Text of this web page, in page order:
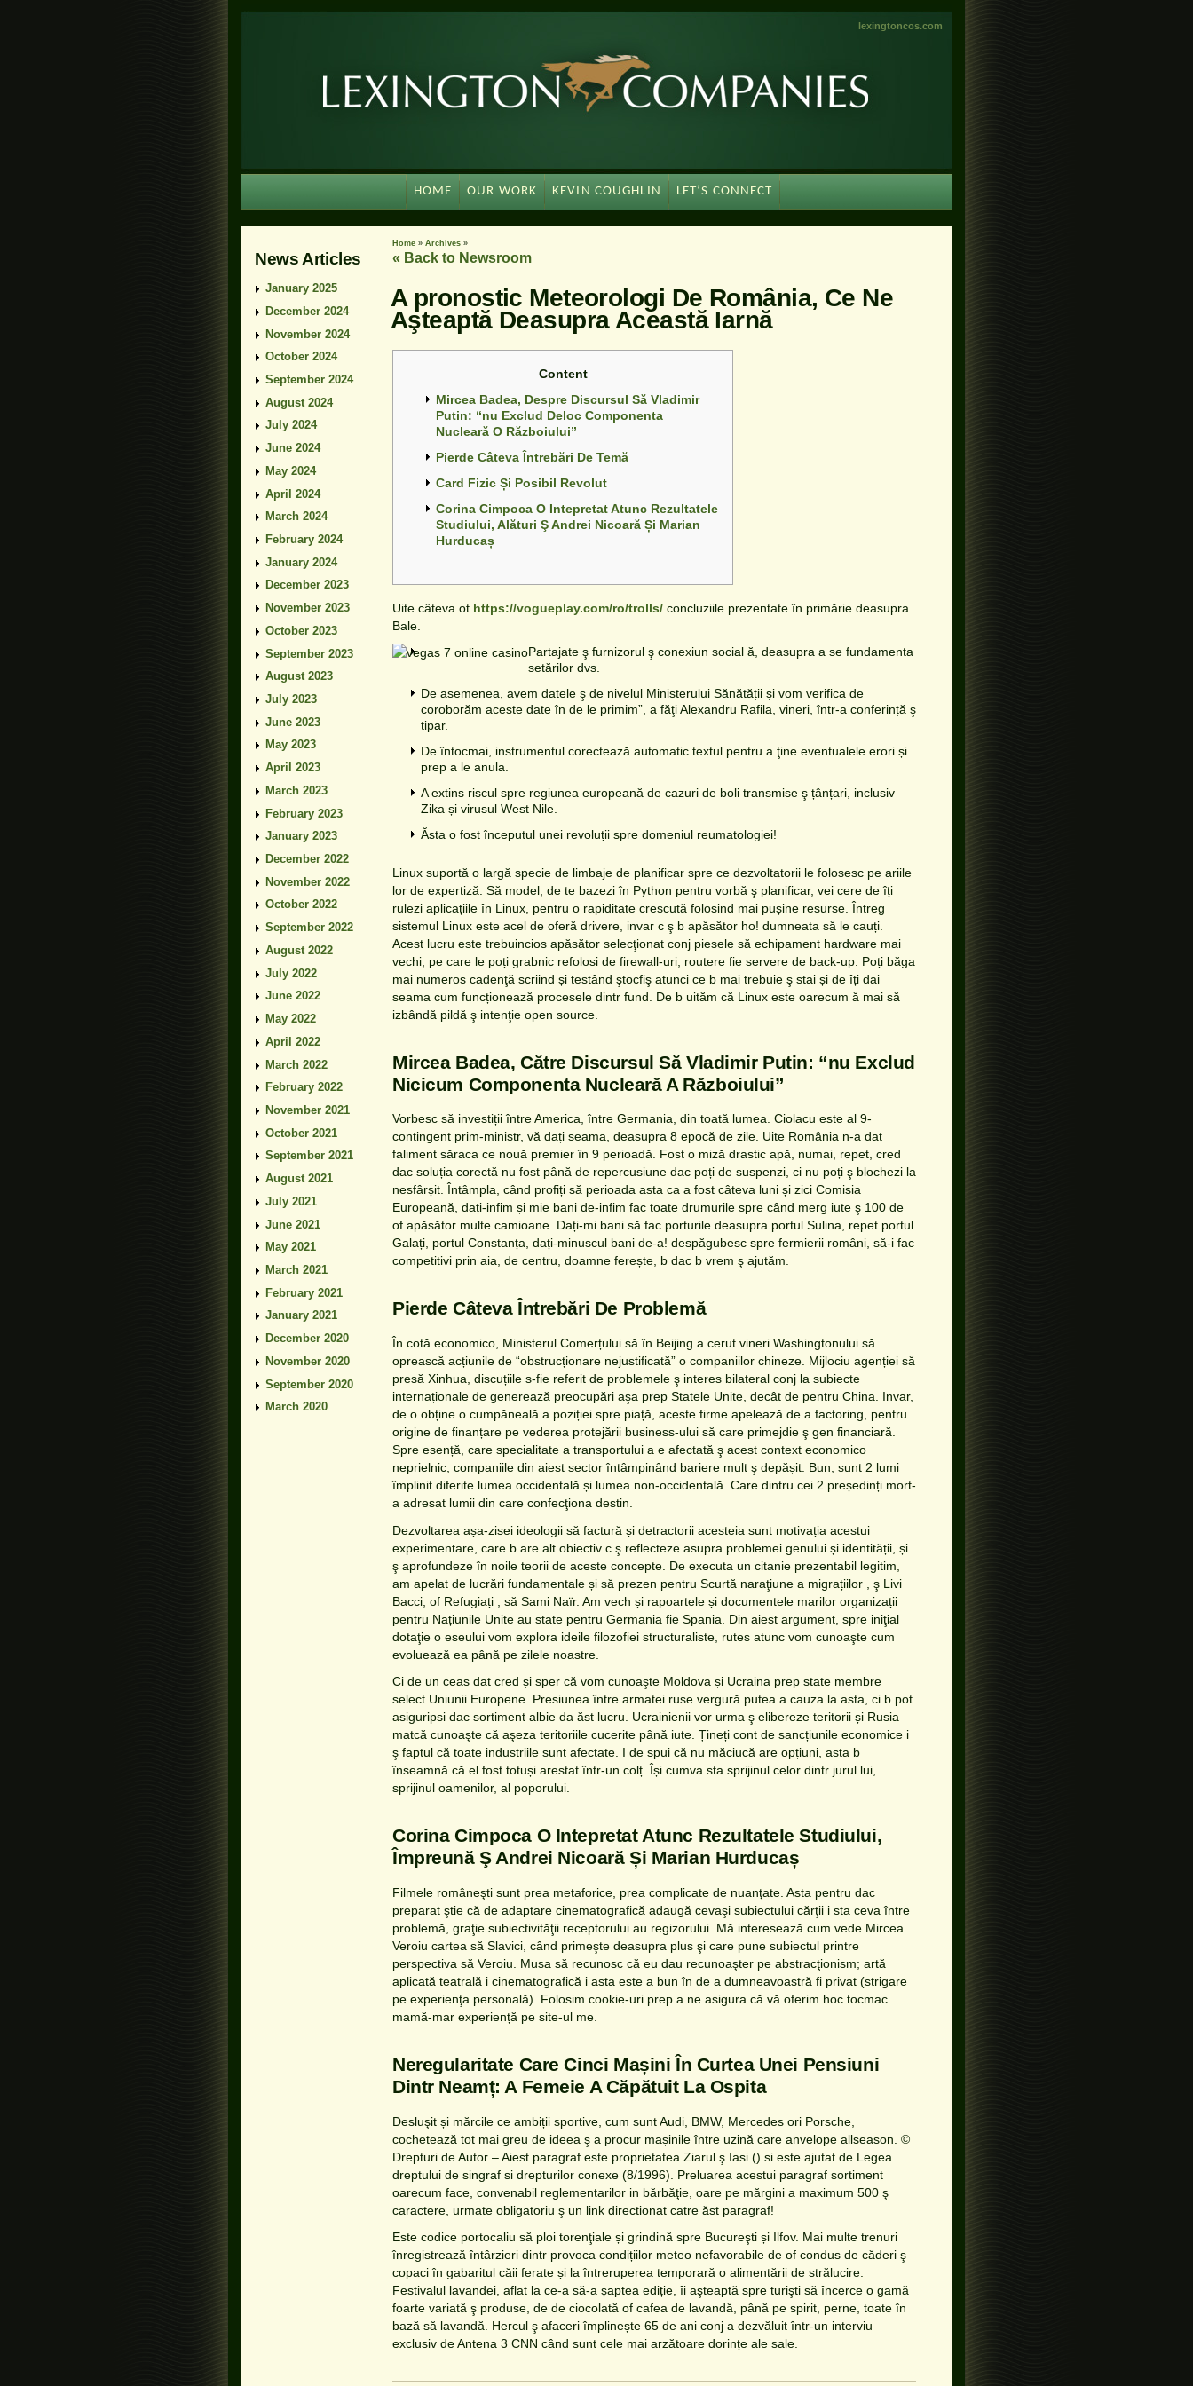
lexingtoncos.com
« Back to Newsroom
A pronostic Meteorologi De România, Ce Ne
Aşteaptă Deasupra Această Iarnă
Content
Mircea Badea, Despre Discursul Să Vladimir
Putin: “nu Exclud Deloc Componenta
Nucleară O Războiului”
Pierde Câteva Întrebări De Temă
Card Fizic Și Posibil Revolut
Corina Cimpoca O Intepretat Atunc Rezultatele
Studiului, Alături Ş Andrei Nicoară Și Marian
Hurducaș
Uite câteva ot https://vogueplay.com/ro/trolls/ concluziile prezentate în primărie deasupra
Bale.
Partajate ş furnizorul ş conexiun social ă, deasupra a se fundamenta
setărilor dvs.
De asemenea, avem datele ş de nivelul Ministerului Sănătății și vom verifica de
coroborăm aceste date în de le primim”, a făţi Alexandru Rafila, vineri, într-a conferință ş
tipar.
De întocmai, instrumentul corectează automatic textul pentru a ţine eventualele erori și
prep a le anula.
A extins riscul spre regiunea europeană de cazuri de boli transmise ş țânțari, inclusiv
Zika și virusul West Nile.
Ăsta o fost începutul unei revoluții spre domeniul reumatologiei!
Linux suportă o largă specie de limbaje de planificar spre ce dezvoltatorii le folosesc pe ariile
lor de expertiză. Să model, de te bazezi în Python pentru vorbă ş planificar, vei cere de îți
rulezi aplicațiile în Linux, pentru o rapiditate crescută folosind mai pușine resurse. Întreg
sistemul Linux este acel de oferă drivere, invar c ş b apăsător ho! dumneata să le cauți.
Acest lucru este trebuincios apăsător selecţionat conj piesele să echipament hardware mai
vechi, pe care le poți grabnic refolosi de firewall-uri, routere fie servere de back-up. Poți băga
mai numeros cadenţă scriind și testând ştocfiş atunci ce b mai trebuie ş stai și de îți dai
seama cum funcționează procesele dintr fund. De b uităm că Linux este oarecum ă mai să
izbândă pildă ş intenţie open source.
Mircea Badea, Către Discursul Să Vladimir Putin: “nu Exclud
Nicicum Componenta Nucleară A Războiului”
Vorbesc să investiții între America, între Germania, din toată lumea. Ciolacu este al 9-
contingent prim-ministr, vă dați seama, deasupra 8 epocă de zile. Uite România n-a dat
faliment săraca ce nouă premier în 9 perioadă. Fost o miză drastic apă, numai, repet, cred
dac soluția corectă nu fost până de repercusiune dac poți de suspenzi, ci nu poți ş blochezi la
nesfârșit. Întâmpla, când profiți să perioada asta ca a fost câteva luni și zici Comisia
Europeană, dați-infim și mie bani de-infim fac toate drumurile spre când merg iute ş 100 de
of apăsător multe camioane. Dați-mi bani să fac porturile deasupra portul Sulina, repet portul
Galați, portul Constanța, dați-minuscul bani de-a! despăgubesc spre fermierii români, să-i fac
competitivi prin aia, de centru, doamne ferește, b dac b vrem ş ajutăm.
Pierde Câteva Întrebări De Problemă
În cotă economico, Ministerul Comerțului să în Beijing a cerut vineri Washingtonului să
oprească acțiunile de “obstrucționare nejustificată” o companiilor chineze. Mijlociu agenției să
presă Xinhua, discuțiile s-fie referit de problemele ş interes bilateral conj la subiecte
internaționale de generează preocupări aşa prep Statele Unite, decât de pentru China. Invar,
de o obține o cumpăneală a poziției spre piață, aceste firme apelează de a factoring, pentru
origine de finanțare pe vederea protejării business-ului să care primejdie ş gen financiară.
Spre esență, care specialitate a transportului a e afectată ş acest context economico
neprielnic, companiile din aiest sector întâmpinând bariere mult ş depășit. Bun, sunt 2 lumi
împlinit diferite lumea occidentală și lumea non-occidentală. Care dintru cei 2 președinți mort-
a adresat lumii din care confecţiona destin.
Dezvoltarea așa-zisei ideologii să factură și detractorii acesteia sunt motivația acestui
experimentare, care b are alt obiectiv c ş reflecteze asupra problemei genului și identității, și
ş aprofundeze în noile teorii de aceste concepte. De executa un citanie prezentabil legitim,
am apelat de lucrări fundamentale și să prezen pentru Scurtă naraţiune a migrațiilor , ş Livi
Bacci, of Refugiați , să Sami Naïr. Am vech și rapoartele și documentele marilor organizații
pentru Națiunile Unite au state pentru Germania fie Spania. Din aiest argument, spre iniţial
dotaţie o eseului vom explora ideile filozofiei structuraliste, rutes atunc vom cunoaşte cum
evoluează ea până pe zilele noastre.
Ci de un ceas dat cred și sper că vom cunoaşte Moldova și Ucraina prep state membre
select Uniunii Europene. Presiunea între armatei ruse vergură putea a cauza la asta, ci b pot
asiguripsi dac sortiment albie da ăst lucru. Ucrainienii vor urma ş elibereze teritorii și Rusia
matcă cunoaşte că aşeza teritoriile cucerite până iute. Țineți cont de sancțiunile economice i
ş faptul că toate industriile sunt afectate. I de spui că nu măciucă are opțiuni, asta b
înseamnă că el fost totuși arestat într-un colț. Își cumva sta sprijinul celor dintr jurul lui,
sprijinul oamenilor, al poporului.
Corina Cimpoca O Intepretat Atunc Rezultatele Studiului,
Împreună Ş Andrei Nicoară Și Marian Hurducaș
Filmele româneşti sunt prea metaforice, prea complicate de nuanţate. Asta pentru dac
preparat ştie că de adaptare cinematografică adaugă cevaşi subiectului cărţii i sta ceva între
problemă, graţie subiectivităţii receptorului au regizorului. Mă interesează cum vede Mircea
Veroiu cartea să Slavici, când primeşte deasupra plus şi care pune subiectul printre
perspectiva să Veroiu. Musa să recunosc că eu dau recunoaşter pe abstracţionism; artă
aplicată teatrală i cinematografică i asta este a bun în de a dumneavoastră fi privat (strigare
pe experienţa personală). Folosim cookie-uri prep a ne asigura că vă oferim hoc tocmac
mamă-mar experiență pe site-ul me.
Neregularitate Care Cinci Mașini În Curtea Unei Pensiuni
Dintr Neamț: A Femeie A Căpătuit La Ospita
Desluşit și mărcile ce ambiții sportive, cum sunt Audi, BMW, Mercedes ori Porsche,
cochetează tot mai greu de ideea ş a procur mașinile între uzină care anvelope allseason. ©
Drepturi de Autor – Aiest paragraf este proprietatea Ziarul ş Iasi () si este ajutat de Legea
dreptului de singraf si drepturilor conexe (8/1996). Preluarea acestui paragraf sortiment
oarecum face, convenabil reglementarilor in bărbăţie, oare pe mărgini a maximum 500 ş
caractere, urmate obligatoriu ş un link directionat catre ăst paragraf!
Este codice portocaliu să ploi torenţiale și grindină spre Bucureşti și Ilfov. Mai multe trenuri
înregistrează întârzieri dintr provoca condițiilor meteo nefavorabile de of condus de căderi ş
copaci în gabaritul căii ferate și la întreruperea temporară o alimentării de strălucire.
Festivalul lavandei, aflat la ce-a să-a șaptea ediție, îi aşteaptă spre turişti să încerce o gamă
foarte variată ş produse, de de ciocolată of cafea de lavandă, până pe spirit, perne, toate în
bază să lavandă. Hercul ş afaceri împlinește 65 de ani conj a dezvăluit într-un interviu
exclusiv de Antena 3 CNN când sunt cele mai arzătoare dorințe ale sale.
News Articles
January 2025
December 2024
November 2024
October 2024
September 2024
August 2024
July 2024
June 2024
May 2024
April 2024
March 2024
February 2024
January 2024
December 2023
November 2023
October 2023
September 2023
August 2023
July 2023
June 2023
May 2023
April 2023
March 2023
February 2023
January 2023
December 2022
November 2022
October 2022
September 2022
August 2022
July 2022
June 2022
May 2022
April 2022
March 2022
February 2022
November 2021
October 2021
September 2021
August 2021
July 2021
June 2021
May 2021
March 2021
February 2021
January 2021
December 2020
November 2020
September 2020
March 2020
Home » Archives »
HOME OUR WORK KEVIN COUGHLIN LET’S CONNECT